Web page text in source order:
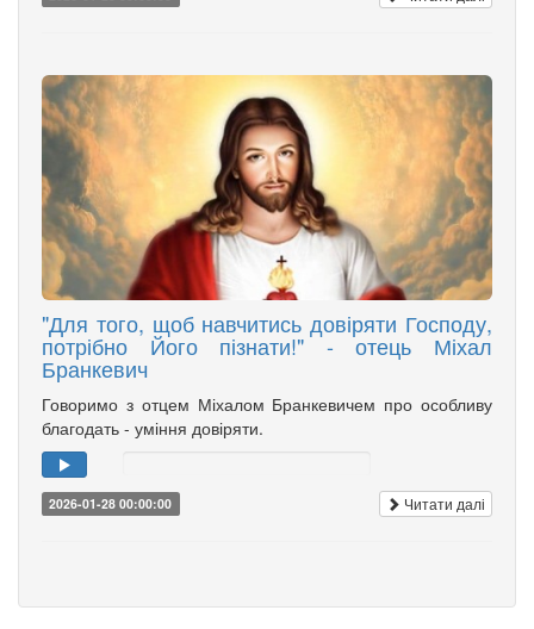
"Для того, щоб навчитись довіряти Господу,
потрібно Його пізнати!" - отець Міхал
Бранкевич
Говоримо з отцем Міхалом Бранкевичем про особливу
благодать - уміння довіряти.
2026-01-28 00:00:00 Читати далі